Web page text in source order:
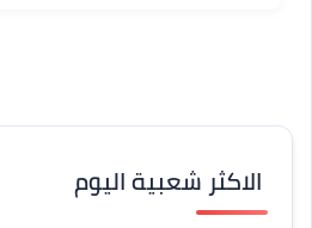
الاكثر شعبية اليوم